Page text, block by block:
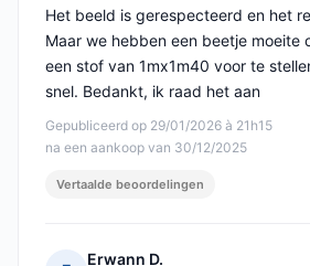
Gepubliceerd op 29/01/2026 à 21h15
na een aankoop van 30/12/2025
Het beeld is gerespecteerd en het
Maar we hebben een beetje moeite
een stof van 1mx1m40 voor te
snel. Bedankt, ik raad het aan
Vertaalde beoordelingen
Erwann D.